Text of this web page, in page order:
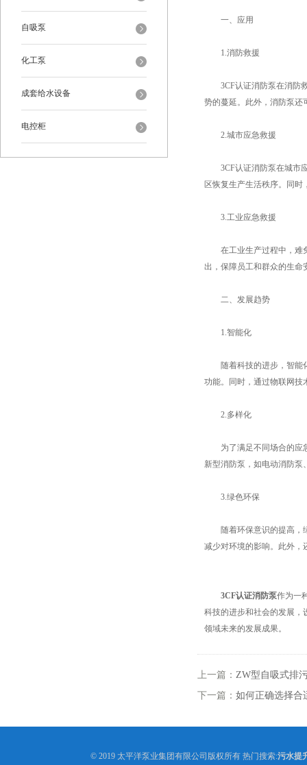
自吸泵
化工泵
成套给水设备
电控柜
一、应用
1.消防救援
3CF认证消防泵在消防救
势的蔓延。此外，消防泵还
2.城市应急救援
3CF认证消防泵在城市应
区恢复生产生活秩序。同
3.工业应急救援
在工业生产过程中，难免
出，保障员工和群众的生命
二、发展趋势
1.智能化
随着科技的进步，智能化
功能。同时，通过物联网技
2.多样化
为了满足不同场合的应急
新型消防泵，如电动消防
3.绿色环保
随着环保意识的提高，绿
减少对环境的影响。此外，
3CF认证消防泵作为一
科技的进步和社会的发展，
领域未来的发展成果。
上一篇： ZW型自吸式排
下一篇： 如何正确选择合
© 2019 太平洋泵业集团有限公司版权所有 热门搜索:污水提